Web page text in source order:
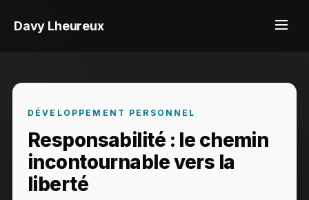
Davy Lheureux
DÉVELOPPEMENT PERSONNEL
Responsabilité : le chemin
incontournable vers la
liberté